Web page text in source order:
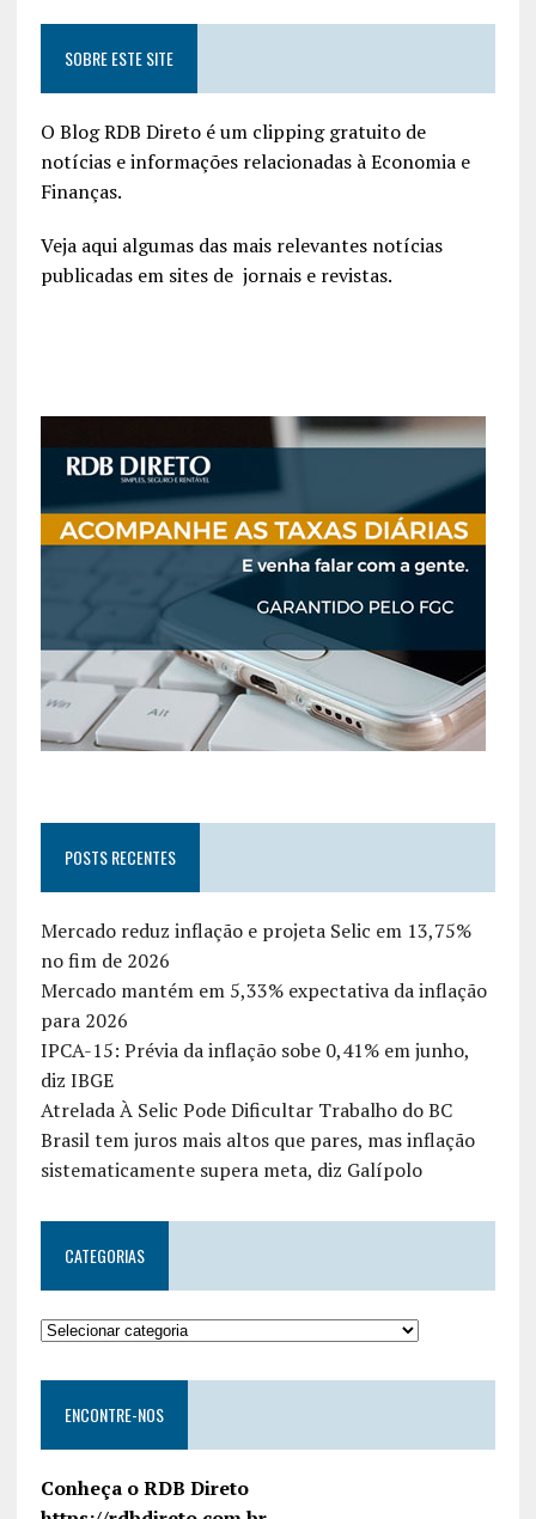
SOBRE ESTE SITE
O Blog RDB Direto é um clipping gratuito de
notícias e informações relacionadas à Economia e
Finanças.
Veja aqui algumas das mais relevantes notícias
publicadas em sites de jornais e revistas.
POSTS RECENTES
Mercado reduz inflação e projeta Selic em 13,75%
no fim de 2026
Mercado mantém em 5,33% expectativa da inflação
para 2026
IPCA-15: Prévia da inflação sobe 0,41% em junho,
diz IBGE
Atrelada À Selic Pode Dificultar Trabalho do BC
Brasil tem juros mais altos que pares, mas inflação
sistematicamente supera meta, diz Galípolo
CATEGORIAS
ENCONTRE-NOS
Conheça o RDB Direto